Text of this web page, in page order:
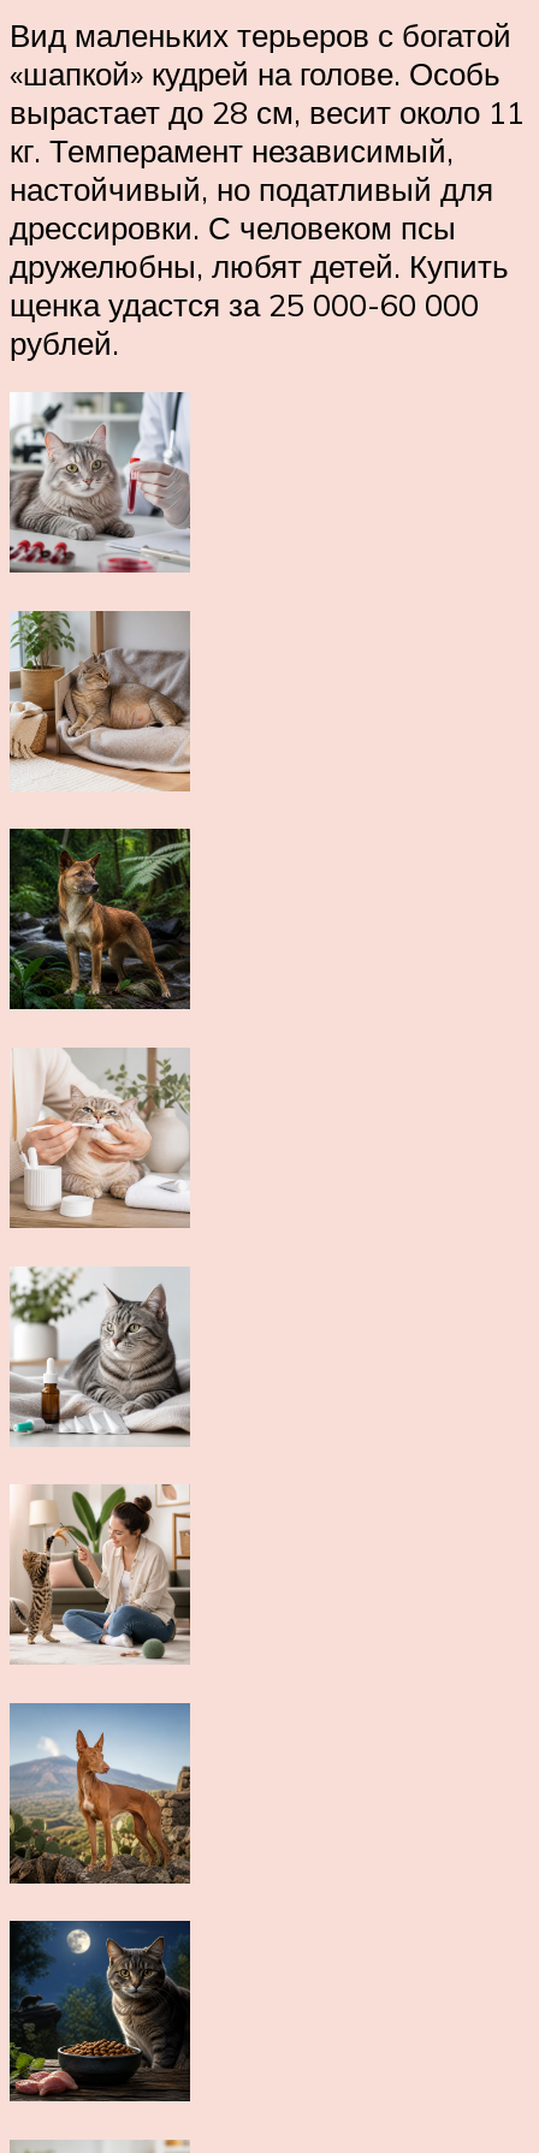
Вид маленьких терьеров с богатой
«шапкой» кудрей на голове. Особь
вырастает до 28 см, весит около 11
кг. Темперамент независимый,
настойчивый, но податливый для
дрессировки. С человеком псы
дружелюбны, любят детей. Купить
щенка удастся за 25 000-60 000
рублей.